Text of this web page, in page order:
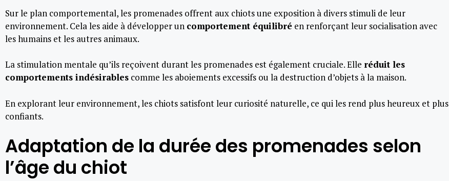
Sur le plan comportemental, les promenades offrent aux chiots une exposition à divers stimuli de leur
environnement. Cela les aide à développer un comportement équilibré en renforçant leur socialisation avec
les humains et les autres animaux.
La stimulation mentale qu’ils reçoivent durant les promenades est également cruciale. Elle réduit les
comportements indésirables comme les aboiements excessifs ou la destruction d’objets à la maison.
En explorant leur environnement, les chiots satisfont leur curiosité naturelle, ce qui les rend plus heureux et plus
confiants.
Adaptation de la durée des promenades selon
l’âge du chiot